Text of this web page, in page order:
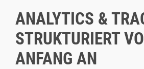
ANALYTICS &
STRUKTURIERT
ANFANG AN